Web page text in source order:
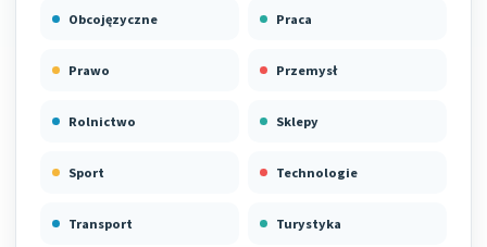
Obcojęzyczne Praca
Prawo Przemysł
Rolnictwo Sklepy
Sport Technologie
Transport Turystyka